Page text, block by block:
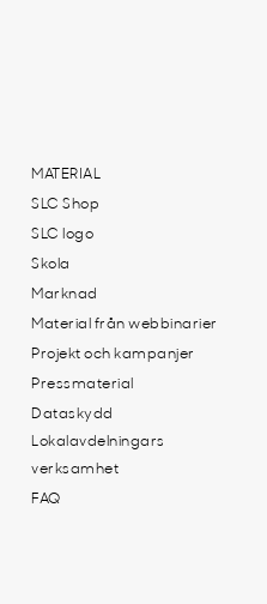
MATERIAL
SLC Shop
SLC logo
Skola
Marknad
Material från webbinarier
Projekt och kampanjer
Pressmaterial
Dataskydd
Lokalavdelningars
verksamhet
FAQ